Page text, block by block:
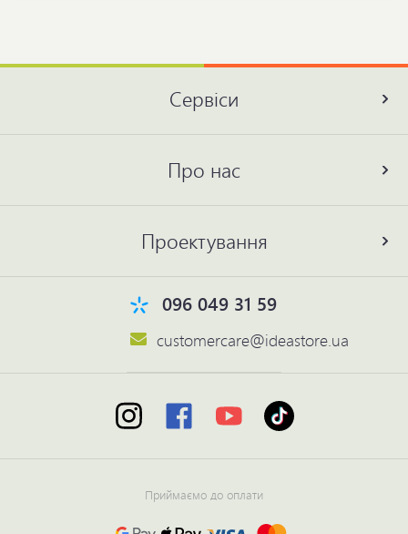
Сервіси
Про нас
Проектування
096 049 31 59
customercare@ideastore.ua
Приймаємо до оплати